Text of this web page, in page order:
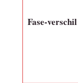
Fase‑verschil